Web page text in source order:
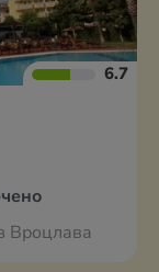
6.7
Вроцлава